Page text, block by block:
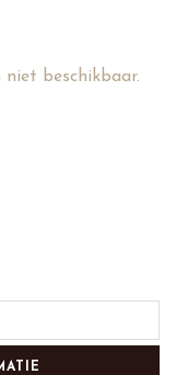
beschikbaar.